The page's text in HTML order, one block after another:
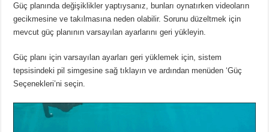
Güç planında değişiklikler yaptıysanız, bunları oynatırken videoların
gecikmesine ve takılmasına neden olabilir. Sorunu düzeltmek için
mevcut güç planının varsayılan ayarlarını geri yükleyin.
Güç planı için varsayılan ayarları geri yüklemek için, sistem
tepsisindeki pil simgesine sağ tıklayın ve ardından menüden ‘Güç
Seçenekleri’ni seçin.